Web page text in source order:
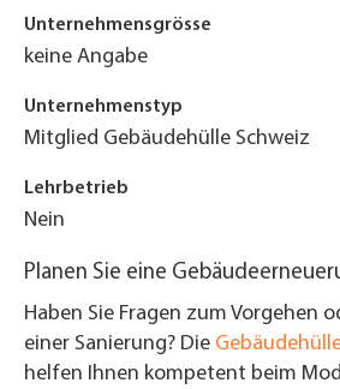
Unternehmensgrösse
keine Angabe
Unternehmenstyp
Mitglied Gebäudehülle Schweiz
Lehrbetrieb
Nein
Planen Sie eine
Haben Sie Fragen zum Vorgehen
einer Sanierung? Die
helfen Ihnen kompetent beim